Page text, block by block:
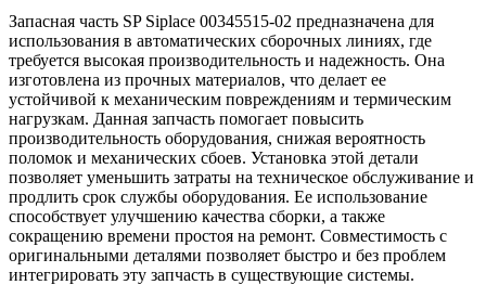
Запасная часть SP Siplace 00345515-02 предназначена для
использования в автоматических сборочных линиях, где
требуется высокая производительность и надежность. Она
изготовлена из прочных материалов, что делает ее
устойчивой к механическим повреждениям и термическим
нагрузкам. Данная запчасть помогает повысить
производительность оборудования, снижая вероятность
поломок и механических сбоев. Установка этой детали
позволяет уменьшить затраты на техническое обслуживание и
продлить срок службы оборудования. Ее использование
способствует улучшению качества сборки, а также
сокращению времени простоя на ремонт. Совместимость с
оригинальными деталями позволяет быстро и без проблем
интегрировать эту запчасть в существующие системы.